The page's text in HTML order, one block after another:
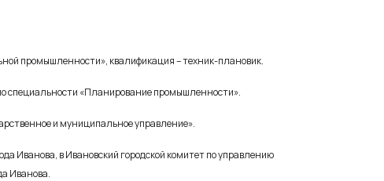
промышленности», квалификация – техник-плановик.
специальности «Планирование промышленности».
и муниципальное управление».
Иванова, в Ивановский городской комитет по управлению
Иванова.